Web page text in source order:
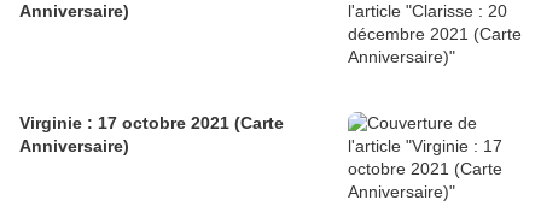
Anniversaire)
Virginie : 17 octobre 2021 (Carte
Anniversaire)